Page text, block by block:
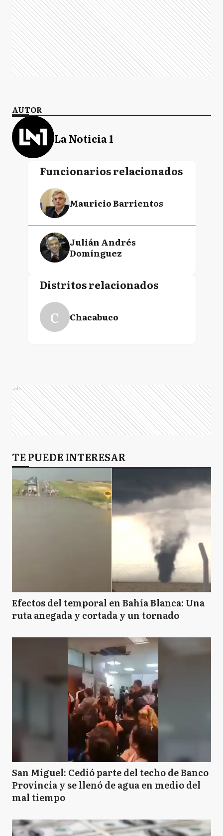
AUTOR
La Noticia 1
Funcionarios relacionados
Mauricio Barrientos
Julián Andrés
Domínguez
Distritos relacionados
C Chacabuco
Ads
TE PUEDE INTERESAR
Efectos del temporal en Bahía Blanca: Una
ruta anegada y cortada y un tornado
San Miguel: Cedió parte del techo de Banco
Provincia y se llenó de agua en medio del
mal tiempo